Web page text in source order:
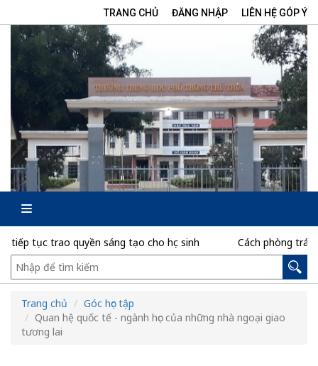
TRANG CHỦ ĐĂNG NHẬP LIÊN HỆ GÓP Ý
quyền sáng tạo cho học sinh Cách phòng tránh mất dữ
Trang chủ
Góc học tập
Quan hệ quốc tế - ngành học của những nhà ngoại giao
tương lai